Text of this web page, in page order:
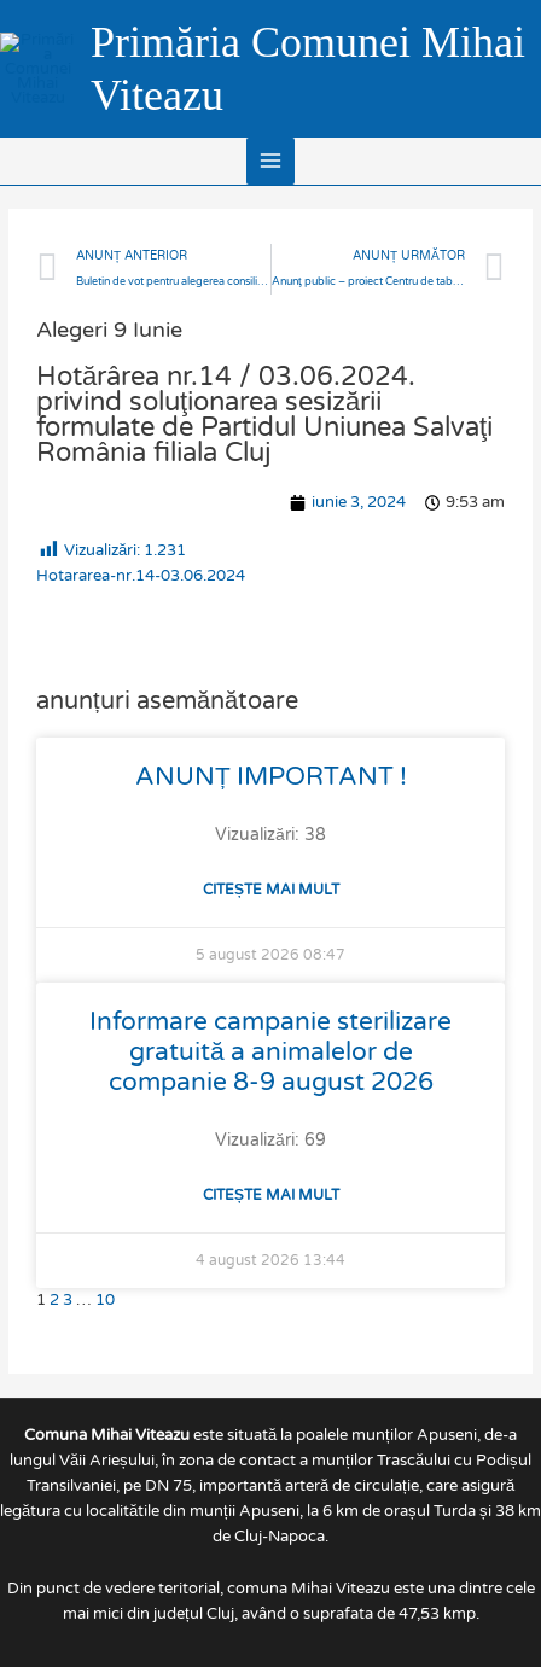
to
Primăria Comunei Mihai
Viteazu
Menu
Prev
ANUNȚ ANTERIOR
Buletin de vot pentru alegerea consiliului judeţean Cluj 09.06.2024.
ANUNȚ URMĂTOR
Anunţ public – proiect Centru de tabere pentru copii -dezvoltare durabilă şi incluziune socială în comuna Mihai Viteazu, jud.Cluj
Alegeri 9 Iunie
Hotărârea nr.14 / 03.06.2024.
privind soluţionarea sesizării
formulate de Partidul Uniunea Salvaţi
România filiala Cluj
iunie 3, 2024 9:53 am
Vizualizări: 1.231
Hotararea-nr.14-03.06.2024
anunțuri asemănătoare
ANUNȚ IMPORTANT !
Vizualizări: 38
CITEȘTE MAI MULT
5 august 2026 08:47
Informare campanie sterilizare
gratuită a animalelor de
companie 8-9 august 2026
Vizualizări: 69
CITEȘTE MAI MULT
4 august 2026 13:44
1 2 3 … 10
Comuna Mihai Viteazueste situată la poalele munților Apuseni, de-a
lungul Văii Arieșului, în zona de contact a munților Trascăului cu Podișul
Transilvaniei, pe DN 75, importantă arteră de circulație, care asigură
legătura cu localitătile din munții Apuseni, la 6 km de orașul Turda și 38 km
de Cluj-Napoca.
Din punct de vedere teritorial, comuna Mihai Viteazu este una dintre cele
mai mici din județul Cluj, având o suprafata de 47,53 kmp.